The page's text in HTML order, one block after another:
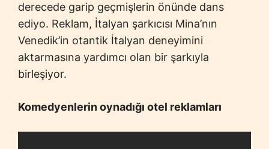
derecede garip geçmişlerin önünde dans
ediyo. Reklam, İtalyan şarkıcısı Mina’nın
Venedik’in otantik İtalyan deneyimini
aktarmasına yardımcı olan bir şarkıyla
birleşiyor.
Komedyenlerin oynadığı otel reklamları